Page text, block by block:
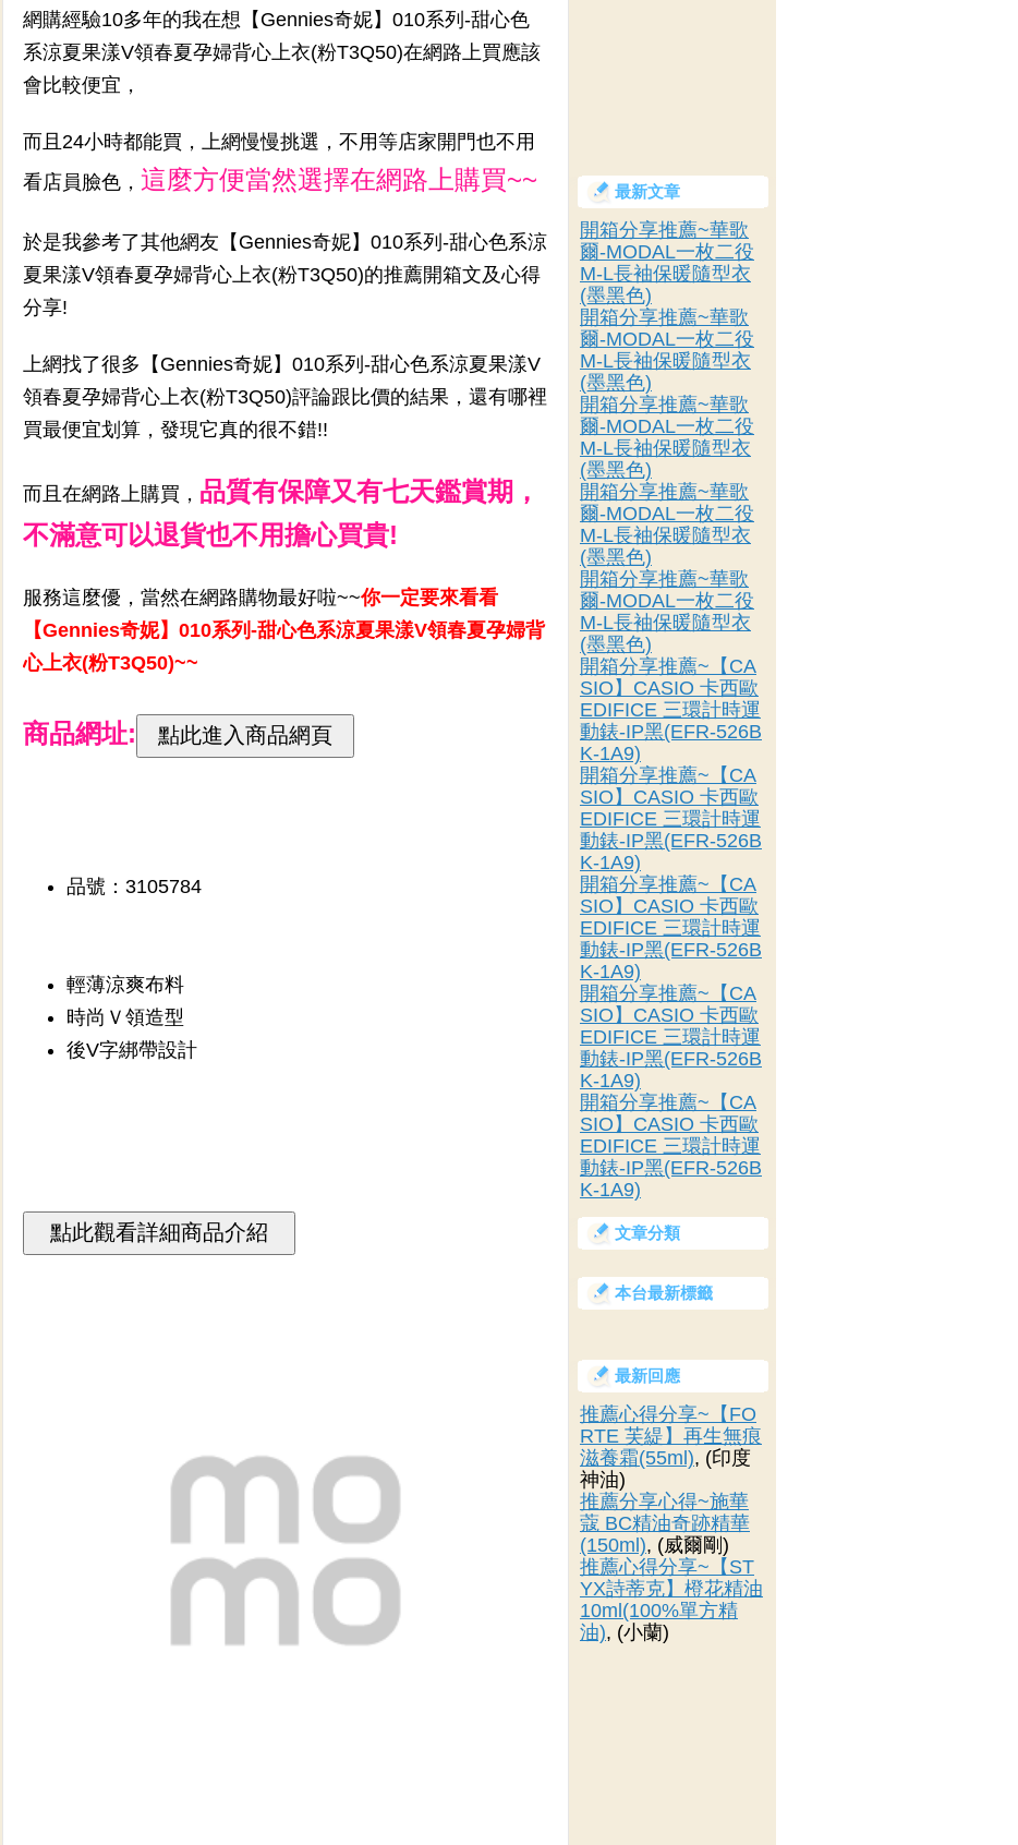
網購經驗10多年的我在想【Gennies奇妮】010系列-甜心色
系涼夏果漾V領春夏孕婦背心上衣(粉T3Q50)在網路上買應該
會比較便宜，
而且24小時都能買，上網慢慢挑選，不用等店家開門也不用
看店員臉色， 這麼方便當然選擇在網路上購買~~
於是我參考了其他網友【Gennies奇妮】010系列-甜心色系涼
夏果漾V領春夏孕婦背心上衣(粉T3Q50)的推薦開箱文及心得
分享!
上網找了很多【Gennies奇妮】010系列-甜心色系涼夏果漾V
領春夏孕婦背心上衣(粉T3Q50)評論跟比價的結果，還有哪裡
買最便宜划算，發現它真的很不錯!!
而且在網路上購買， 品質有保障又有七天鑑賞期，
不滿意可以退貨也不用擔心買貴!
服務這麼優，當然在網路購物最好啦~~你一定要來看看
【Gennies奇妮】010系列-甜心色系涼夏果漾V領春夏孕婦背
心上衣(粉T3Q50)~~
商品網址:
品號：3105784
輕薄涼爽布料
時尚Ｖ領造型
後V字綁帶設計
最新文章
開箱分享推薦~華歌
爾-MODAL一枚二役
M-L長袖保暖隨型衣
(墨黑色)
開箱分享推薦~華歌
爾-MODAL一枚二役
M-L長袖保暖隨型衣
(墨黑色)
開箱分享推薦~華歌
爾-MODAL一枚二役
M-L長袖保暖隨型衣
(墨黑色)
開箱分享推薦~華歌
爾-MODAL一枚二役
M-L長袖保暖隨型衣
(墨黑色)
開箱分享推薦~華歌
爾-MODAL一枚二役
M-L長袖保暖隨型衣
(墨黑色)
開箱分享推薦~【CA
SIO】CASIO 卡西歐
EDIFICE 三環計時運
動錶-IP黑(EFR-526B
K-1A9)
開箱分享推薦~【CA
SIO】CASIO 卡西歐
EDIFICE 三環計時運
動錶-IP黑(EFR-526B
K-1A9)
開箱分享推薦~【CA
SIO】CASIO 卡西歐
EDIFICE 三環計時運
動錶-IP黑(EFR-526B
K-1A9)
開箱分享推薦~【CA
SIO】CASIO 卡西歐
EDIFICE 三環計時運
動錶-IP黑(EFR-526B
K-1A9)
開箱分享推薦~【CA
SIO】CASIO 卡西歐
EDIFICE 三環計時運
動錶-IP黑(EFR-526B
K-1A9)
文章分類
本台最新標籤
最新回應
推薦心得分享~【FO
RTE 芙緹】再生無痕
滋養霜(55ml), (印度
神油)
推薦分享心得~施華
蔻 BC精油奇跡精華
(150ml), (威爾剛)
推薦心得分享~【ST
YX詩蒂克】橙花精油
10ml(100%單方精
油), (小蘭)